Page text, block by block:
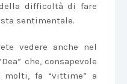
difficoltà di fare
sentimentale.
vedere anche nel
che, consapevole
molti, fa “vittime” a